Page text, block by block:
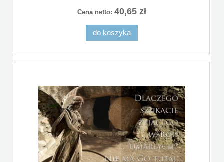
Cena netto: 40,65 zł
do koszyka